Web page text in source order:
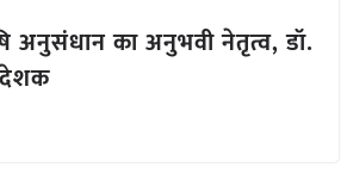
अनुसंधान का अनुभवी नेतृत्व, डॉ.